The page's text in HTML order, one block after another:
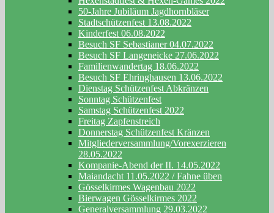
50-Jahre Jubiläum Jagdhornbläser
Stadtschützenfest 13.08.2022
Kinderfest 06.08.2022
Besuch SF Sebastianer 04.07.2022
Besuch SF Langeneicke 27.06.2022
Familienwandertag 18.06.2022
Besuch SF Ehringhausen 13.06.2022
Dienstag Schützenfest Abkränzen
Sonntag Schützenfest
Samstag Schützenfest 2022
Freitag Zapfenstreich
Donnerstag Schützenfest Kränzen
Mitgliederversammlung/Vorexerzieren
28.05.2022
Kompanie-Abend der II. 14.05.2022
Maiandacht 11.05.2022 / Fahne üben
Gösselkirmes Wagenbau 2022
Bierwagen Gösselkirmes 2022
Generalversammlung 29.03.2022